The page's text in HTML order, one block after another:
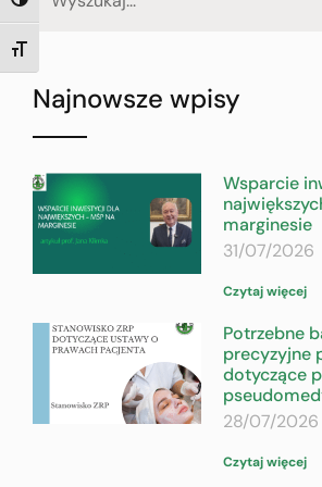
TOGGLE HIGH CONTRAST
TOGGLE FONT SIZE
Najnowsze wpisy
Wsparcie
marginesie
31/07/2026
Czytaj więcej
Potrzebne
precyzyjne
dotyczące
28/07/2026
Czytaj więcej